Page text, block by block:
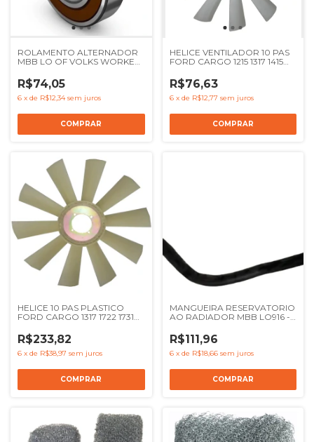
ROLAMENTO ALTERNADOR
MBB LO OF VOLKS WORKER
Ref 0089818425 2TB903221B
R$74,05
6 x de R$12,34 sem juros
HELICE VENTILADOR 10 PAS
FORD CARGO 1215 1317 1415
F12000 F14000 F16000 - REF
2SL121303
R$76,63
6 x de R$12,77 sem juros
HELICE 10 PAS PLASTICO
FORD CARGO 1317 1722 1731
REF 2SL121303 96HU8600AA
96TU8600A 1932055
R$233,82
6 x de R$38,97 sem juros
MANGUEIRA RESERVATORIO
AO RADIADOR MBB LO916 -
R$111,96
6 x de R$18,66 sem juros